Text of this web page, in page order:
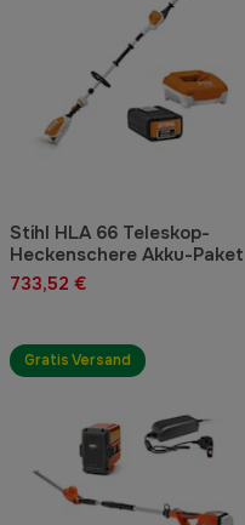
Stihl HLA 66 Teleskop-
Heckenschere Akku-Paket
733,52 €
Gratis Versand